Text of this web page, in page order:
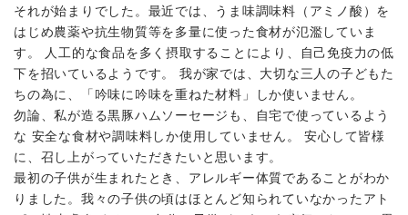
それが始まりでした。最近では、うま味調味料（アミノ酸）を
はじめ農薬や抗生物質等を多量に使った食材が氾濫していま
す。 人工的な食品を多く摂取することにより、自己免疫力の低
下を招いているようです。 我が家では、大切な三人の子どもた
ちの為に、「吟味に吟味を重ねた材料」しか使いません。
勿論、私が造る黒豚ハムソーセージも、自宅で使っているよう
な 安全な食材や調味料しか使用していません。 安心して皆様
に、召し上がっていただきたいと思います。
最初の子供が生まれたとき、アレルギー体質であることがわか
りました。我々の子供の頃はほとんど知られていなかったアト